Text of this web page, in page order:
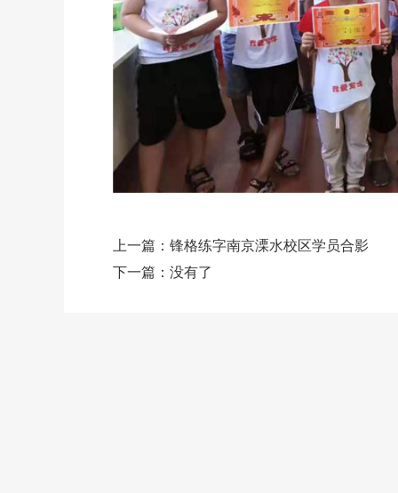
上一篇： 锋格练字南京溧水校区学员合影
下一篇： 没有了